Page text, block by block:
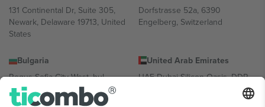
131 Continental Dr, Suite 305,
Newark, Delaware 19713, United
States
Dorfstrasse 52a, 6390
Engelberg, Switzerland
Bulgaria
Regus Sofia City West, bul
Totleben 53-55, 1606 Sofia,
Bulgaria
United Arab Emirates
UAE Dubai Silicon Oasis, DDP
Building A1, Office 302, Dubai,